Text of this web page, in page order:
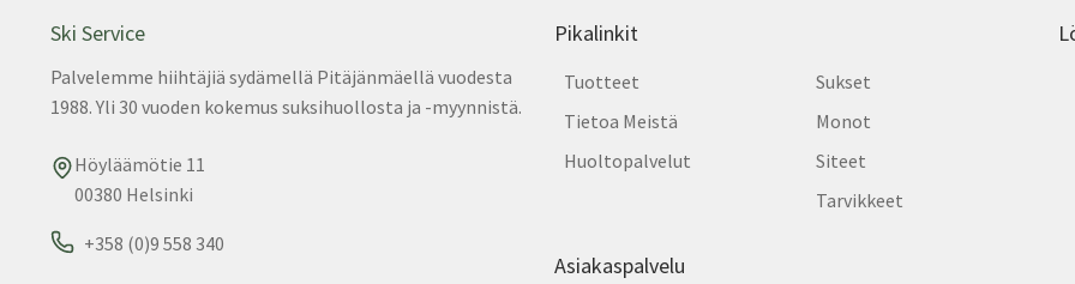
Ski Service
Palvelemme hiihtäjiä sydämellä Pitäjänmäellä vuodesta
1988. Yli 30 vuoden kokemus suksihuollosta ja -myynnistä.
Höyläämötie 11
00380 Helsinki
+358 (0)9 558 340
Pikalinkit
Tuotteet
Tietoa Meistä
Huoltopalvelut
Sukset
Monot
Siteet
Tarvikkeet
Asiakaspalvelu